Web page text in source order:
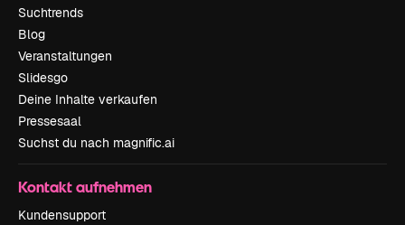
Suchtrends
Blog
Veranstaltungen
Slidesgo
Deine Inhalte verkaufen
Pressesaal
Suchst du nach magnific.ai
Kontakt aufnehmen
Kundensupport